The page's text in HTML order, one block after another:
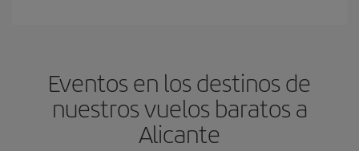
Eventos en los destinos de
nuestros vuelos baratos a
Alicante